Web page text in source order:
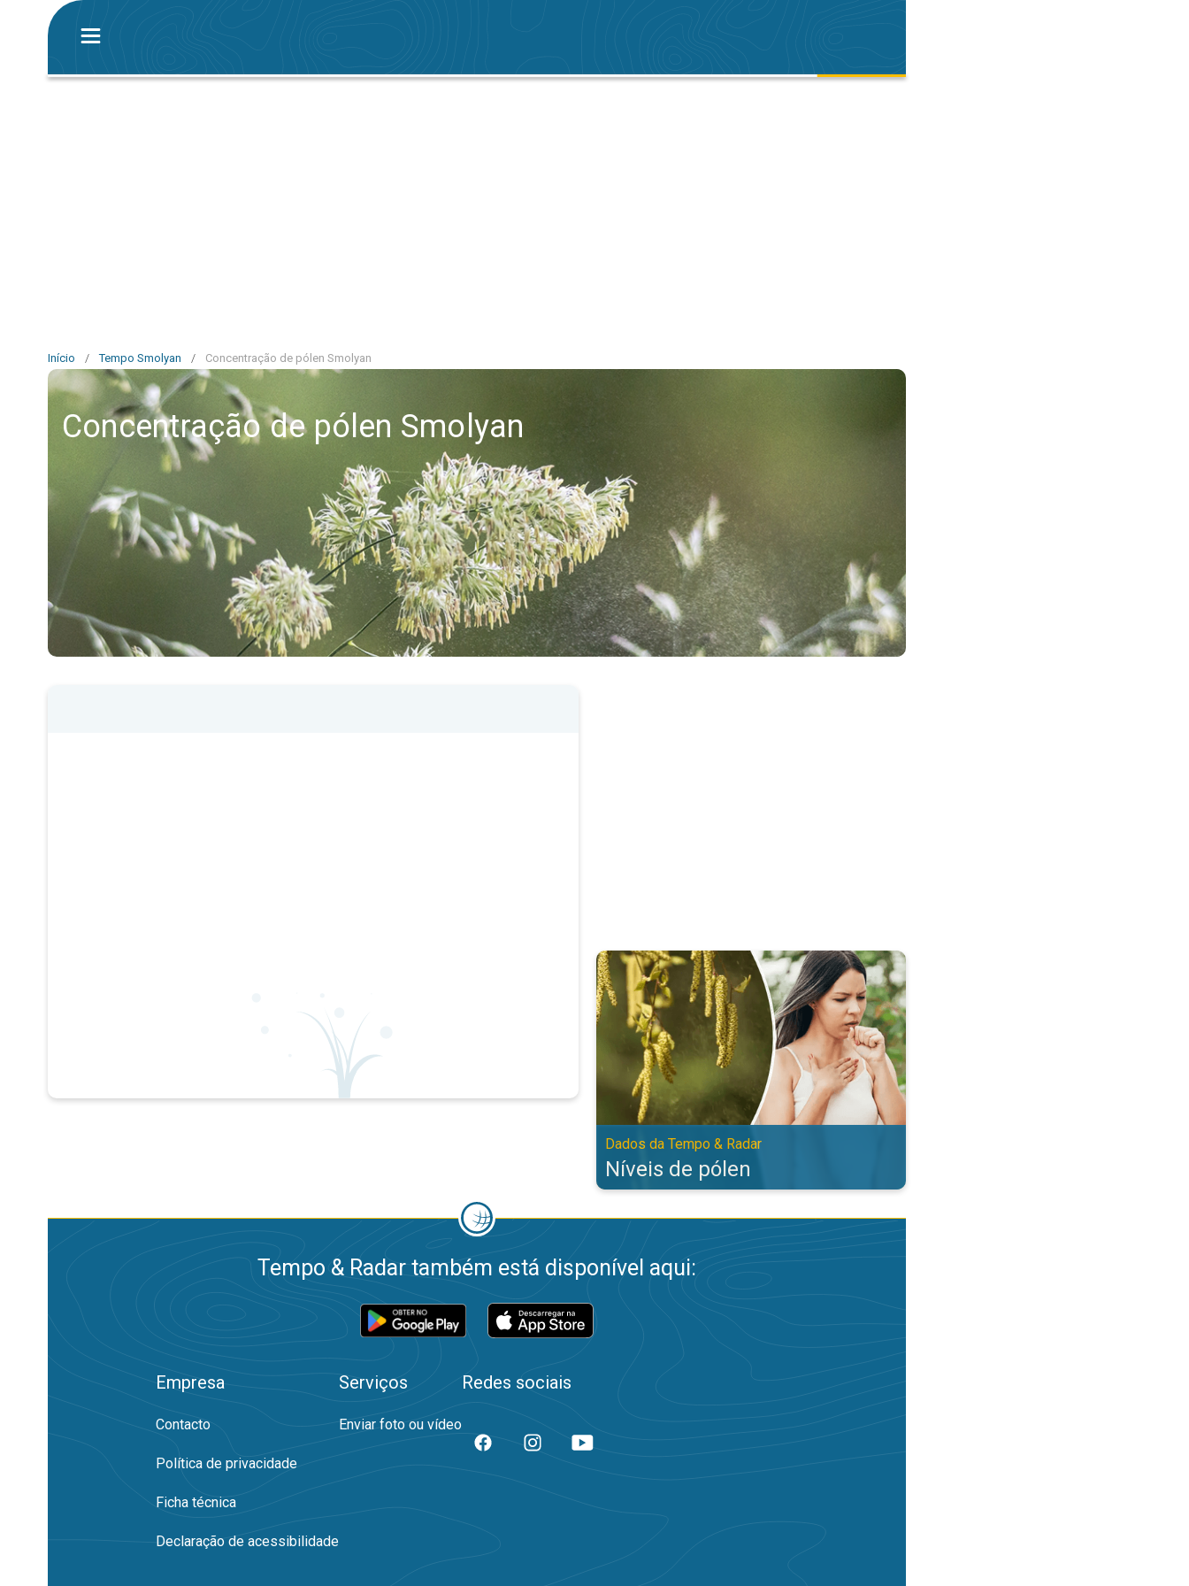
Início / Tempo Smolyan / Concentração de pólen Smolyan
Concentração de pólen Smolyan
Níveis de pólen. Dados da Tempo & Radar. . .
Dados da Tempo & Radar
Níveis de pólen
Tempo & Radar também está disponível aqui:
Empresa
Contacto
Política de privacidade
Ficha técnica
Declaração de acessibilidade
Serviços
Enviar foto ou vídeo
Redes sociais